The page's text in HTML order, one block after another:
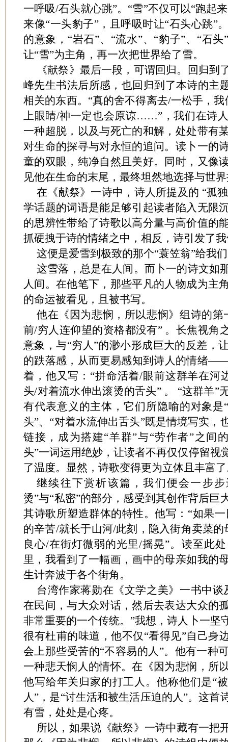
一呼吸/石头就心跳”。“雪”不仅可以“跑起
来像“一头豹子”，且呼吸时让“石头心跳”
的意象，“岩石”、“流水”、“豹子”、“石
让“雪”为主角，再一次把世界给了雪。
《献祭》最后一段，可谓回归。回归
峰先生书法后所感，也回归到了本诗的主
相关的东西。“真的舍不得离去/一松手，
上眼睛/神一定也会原谅……”，我们在诗
一种超脱，以及与死亡的和解，处处带有
对生命的探寻与对永恒的追问。读卜一的
童的双眼，纯净自然且美好。同时，又像
见他在生命的末尾，最终坦然地选择与世
在《献祭》一诗中，诗人所提及的 “孤
学话题的词语是能足够引起读者陷入无限
的思辨性带给了诗歌以高分量与高价值的
抓硬拽于诗的情绪之中，相反，诗引发了
这便是爱雪到极致的那个“蓑笠翁”给我
这雪落，总是在人间。而卜一的诗文如
人间。在他笔下，那些平凡的人物成为主
的命运被看见，且被书写。
他在《因为悲悯，所以悲悯》组诗的第
前/穷人连仰望的资格都没有” 。长焦视角
意象，与“穷人”的渺小形成巨大的反差，
的跌落感，从而更易感知到诗人的情绪
着，他又写：“拼命活着/眼前这群羊在河
头/对着流水伸出滚烫的舌头” 。 “这群羊”
有代表意义的主体，它们所隐喻的对象是
头”、“对着水流伸出舌头”既是情境写实，
链接，成为搭建“羊群”与“劳作者”之间
头”一词运用绝妙，让读者不再仅仅停留视
了温度。显然，诗歌变得更为立体且丰富
继续往下赏析该篇，我们便会一步
烫”与“私密”的部分，感受到其创作背后巨
其诗歌所塑造群体的特性。他写：“如果
的辛苦/就长于山河/此刻，隐入街角卖菜
良心/在街灯微弱的光里/摇晃”。读至此
里，我看到了一幅画，画中的母亲如我的
生计奔波于各个街角。
台湾作家蒋勋在《文学之美》一书中谈
在民间，与大众对话，然后去表达大众的
非常重要的一个传统。”我想，诗人卜一坚
很有杜甫的味道，他不仅“看得见”自己身
会上那些受苦的“不容易的人”。他有一种
一种悲天悯人的情怀。在《因为悲悯，所
他写给年关归家的打工人。他称他们是“
人”，是“讨生活和被生活压迫的人”。这首
有雪，处处是心疼。
所以，如果说《献祭》一诗中藏有一把